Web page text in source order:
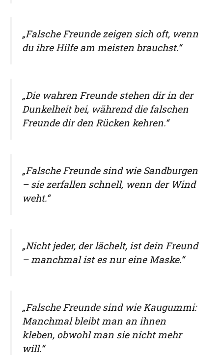
„Falsche Freunde zeigen sich oft, wenn
du ihre Hilfe am meisten brauchst.“
„Die wahren Freunde stehen dir in der
Dunkelheit bei, während die falschen
Freunde dir den Rücken kehren.“
„Falsche Freunde sind wie Sandburgen
– sie zerfallen schnell, wenn der Wind
weht.“
„Nicht jeder, der lächelt, ist dein Freund
– manchmal ist es nur eine Maske.“
„Falsche Freunde sind wie Kaugummi:
Manchmal bleibt man an ihnen
kleben, obwohl man sie nicht mehr
will.“